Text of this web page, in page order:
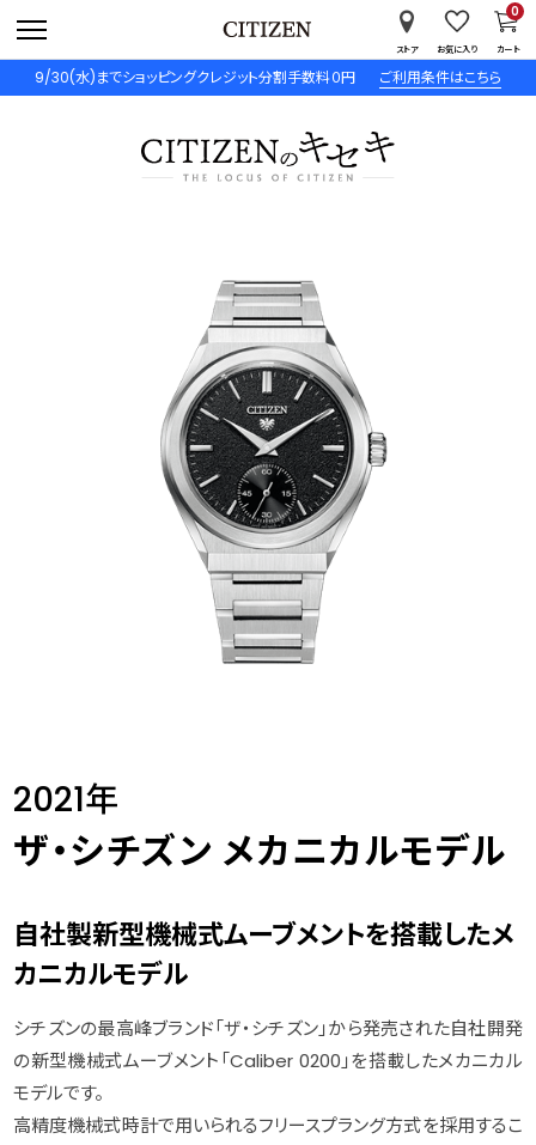
9/30(水)までショッピングクレジット分割手数料０円 ご利用条件はこちら
ストア お気に入り カート
0
2021年
ザ・シチズン メカニカルモデル
自社製新型機械式ムーブメントを搭載したメ
カニカルモデル
シチズンの最高峰ブランド「ザ・シチズン」から発売された自社開発
の新型機械式ムーブメント「Caliber 0200」を搭載したメカニカル
モデルです。
高精度機械式時計で用いられるフリースプラング方式を採用するこ